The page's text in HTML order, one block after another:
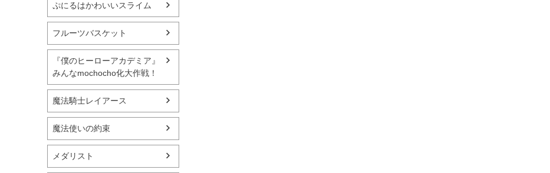
ぷにるはかわいいスライム
フルーツバスケット
『僕のヒーローアカデミア』
みんなmochocho化大作戦！
魔法騎士レイアース
魔法使いの約束
メダリスト